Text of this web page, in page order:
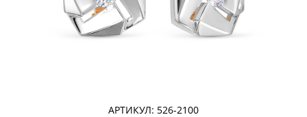
АРТИКУЛ: 526-2100